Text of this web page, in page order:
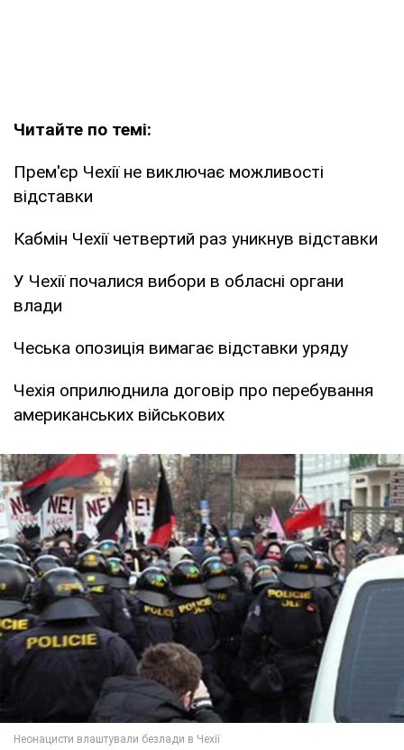
Читайте по темі:
Прем'єр Чехії не виключає можливості
відставки
Кабмін Чехії четвертий раз уникнув відставки
У Чехії почалися вибори в обласні органи
влади
Чеська опозиція вимагає відставки уряду
Чехія оприлюднила договір про перебування
американських військових